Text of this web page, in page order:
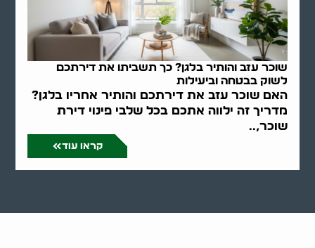
שוכר עזב והותיר בלגן? כך תשביתו את דירתכם
לשוק בבטחה וביעילות
האם שוכר עזב את דירתכם והותיר אחריו בלגן?
מדריך זה ילווה אתכם בכל שלבי פינוי דירת
שוכר,..
קראו עוד